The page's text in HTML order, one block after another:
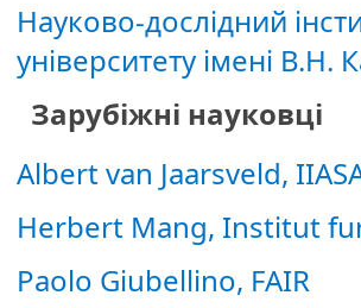
Науково-дослідний
університету імені В.Н.
Зарубіжні науковці
Albert van Jaarsveld,
Herbert Mang, Institut
Paolo Giubellino, FAIR